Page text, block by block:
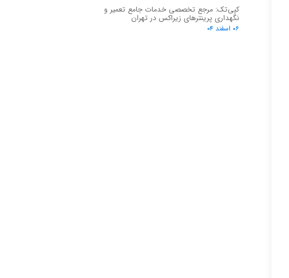
کپی‌تک: مرجع تخصصی خدمات جامع تعمیر و
نگهداری پرینترهای زیراکس در تهران
۰۶ اسفند ۰۴